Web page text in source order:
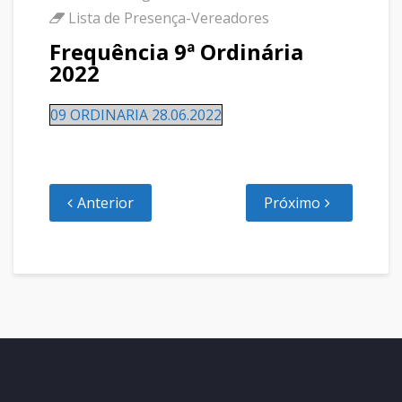
Lista de Presença-Vereadores
Frequência 9ª Ordinária
2022
09 ORDINARIA 28.06.2022
Anterior Próximo